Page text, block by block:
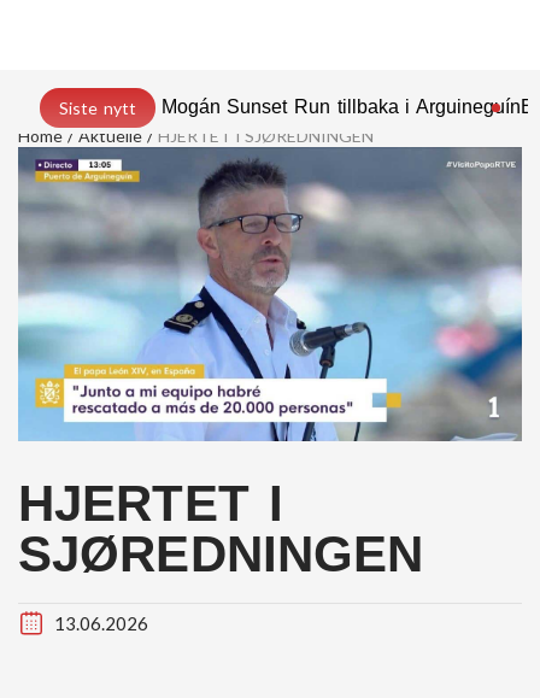
Siste nytt Mogán Sunset Run tillbaka i Arguineguín
Home
Aktuelle HJERTET I SJØREDNINGEN
HJERTET I
SJØREDNINGEN
13.06.2026